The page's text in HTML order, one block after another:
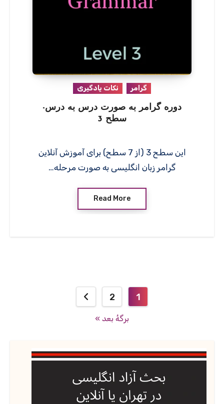
گرامر نکات یادگیری
دوره گرامر به صورت درس به درس-
سطح 3
این سطح 3 (از 7 سطح) برای آموزش آنلاین
گرامر زبان انگلیسی به صورت مرحله…
Read More
1
2
برگهٔ بعد »